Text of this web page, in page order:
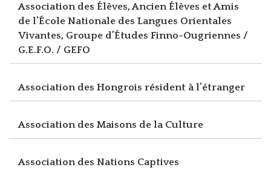
Association des Élèves, Ancien Élèves et Amis
de l’École Nationale des Langues Orientales
Vivantes, Groupe d’Études Finno-Ougriennes /
G.E.F.O. / GEFO
Association des Hongrois résident à l’étranger
Association des Maisons de la Culture
Association des Nations Captives